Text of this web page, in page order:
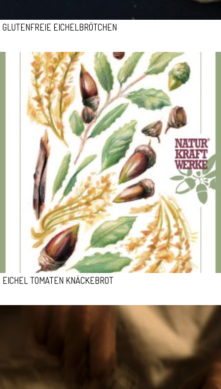
GLUTENFREIE EICHELBRÖTCHEN
EICHEL TOMATEN KNÄCKEBROT